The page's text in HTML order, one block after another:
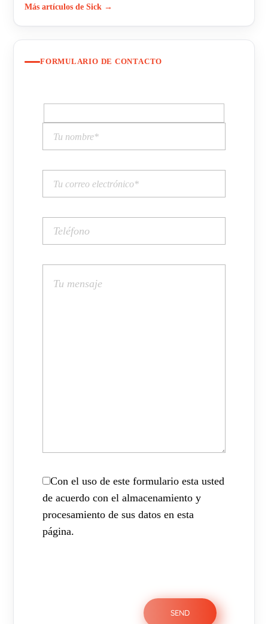
Más artículos de Sick →
FORMULARIO DE CONTACTO
Con el uso de este formulario esta usted
de acuerdo con el almacenamiento y
procesamiento de sus datos en esta
página.